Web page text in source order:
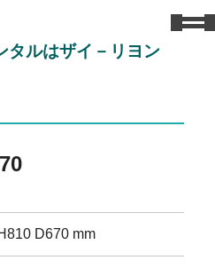
タルはザイ－リヨン
D670 mm